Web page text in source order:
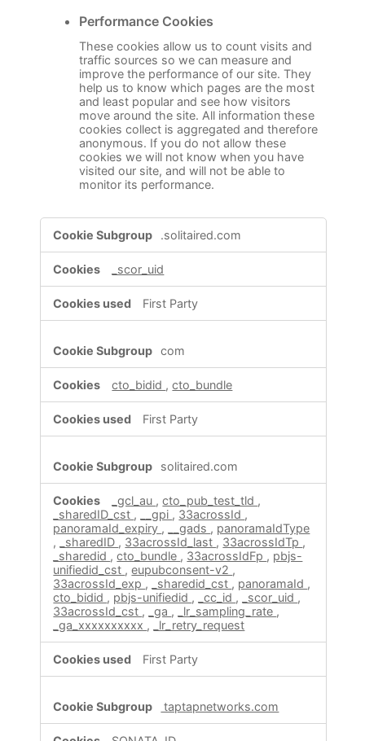
Performance Cookies
These cookies allow us to count visits and
traffic sources so we can measure and
improve the performance of our site. They
help us to know which pages are the most
and least popular and see how visitors
move around the site. All information these
cookies collect is aggregated and therefore
anonymous. If you do not allow these
cookies we will not know when you have
visited our site, and will not be able to
monitor its performance.
Cookies,Performance.solitaired.com
_scor_uid
First Party
com
cto_bidid ,cto_bundle
First Party
solitaired.com
_gcl_au ,cto_pub_test_tld ,
_sharedID_cst , __gpi , 33acrossId ,
panoramaId_expiry , __gads , panoramaIdType
,
_sharedID , 33acrossId_last , 33acrossIdTp ,
_sharedid ,cto_bundle , 33acrossIdFp , pbjs-
unifiedid_cst ,eupubconsent-v2 ,
33acrossId_exp , _sharedid_cst , panoramaId ,
cto_bidid , pbjs-unifiedid , _cc_id , _scor_uid ,
33acrossId_cst , _ga , _lr_sampling_rate ,
_ga_xxxxxxxxxx , _lr_retry_request
First Party
taptapnetworks.com